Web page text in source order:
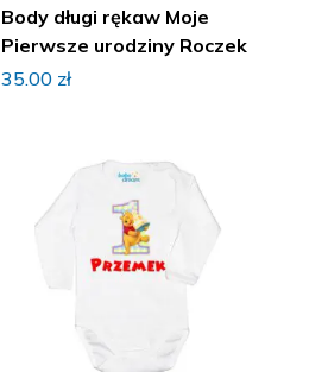
Body długi rękaw Moje
Pierwsze urodziny Roczek
35.00 zł